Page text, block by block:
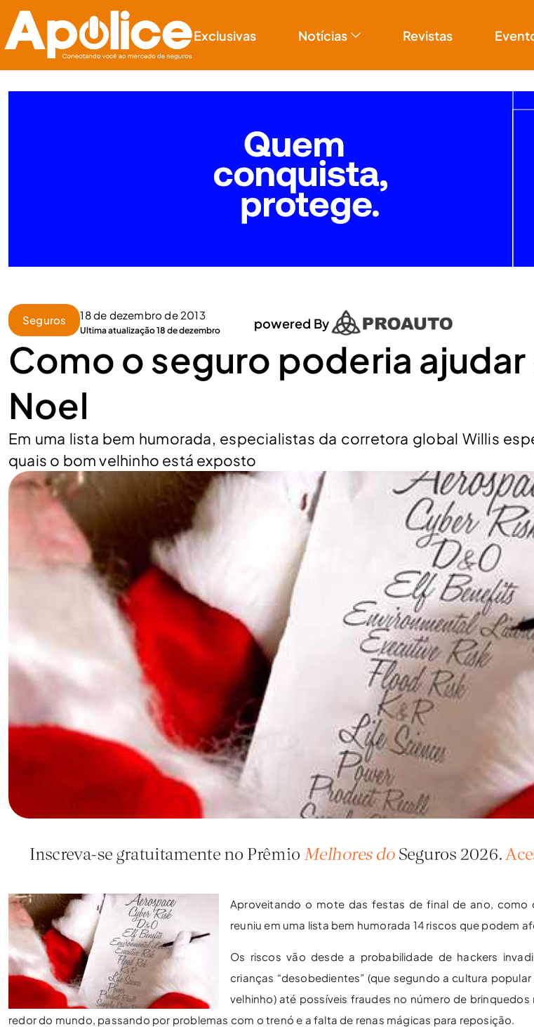
Exclusivas Notícias Revistas
Seguros 18 de dezembro de 2013
Ultima atualização 18 de dezembro powered By
Como o seguro poderia ajudar
Noel
Em uma lista bem humorada, especialistas da corretora global Willis
quais o bom velhinho está exposto
Aproveitando o mote das festas de final de ano, como
reuniu em uma lista bem humorada 14 riscos que podem
Os riscos vão desde a probabilidade de hackers
crianças “desobedientes” (que segundo a cultura
velhinho) até possíveis fraudes no número de
redor do mundo, passando por problemas com o trenó e a falta de renas mágicas para reposição.